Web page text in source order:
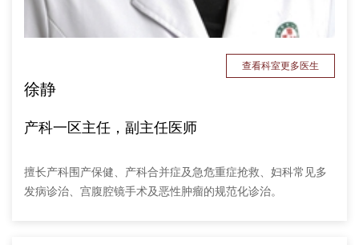
查看科室更多医生
徐静
产科一区主任，副主任医师
擅长产科围产保健、产科合并症及急危重症抢救、妇科常见多
发病诊治、宫腹腔镜手术及恶性肿瘤的规范化诊治。